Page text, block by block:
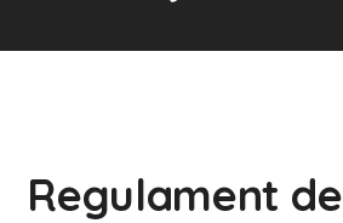
Regulament de